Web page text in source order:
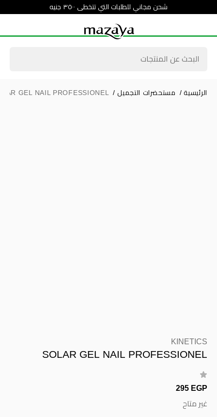
شحن مجاني للطلبات التي تتخطى ٣٥٠٠ جنيه
الرئيسية / مستحضرات التجميل /
GEL NAIL PROFESSIONEL
KINETICS
SOLAR GEL NAIL PROFESSIONEL
295 EGP
غير متاح